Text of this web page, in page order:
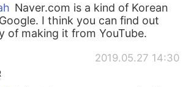
Naver.com is a kind of Korean
I think you can find out
of making it from YouTube.
2019.05.27 14:30